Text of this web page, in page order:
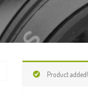
Product added!